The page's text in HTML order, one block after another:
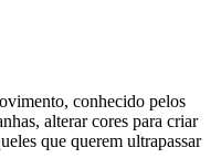
conhecido pelos
alterar cores para criar
que querem ultrapassar